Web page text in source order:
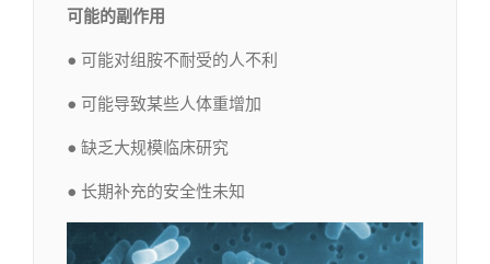
可能的副作用
● 可能对组胺不耐受的人不利
● 可能导致某些人体重增加
● 缺乏大规模临床研究
● 长期补充的安全性未知